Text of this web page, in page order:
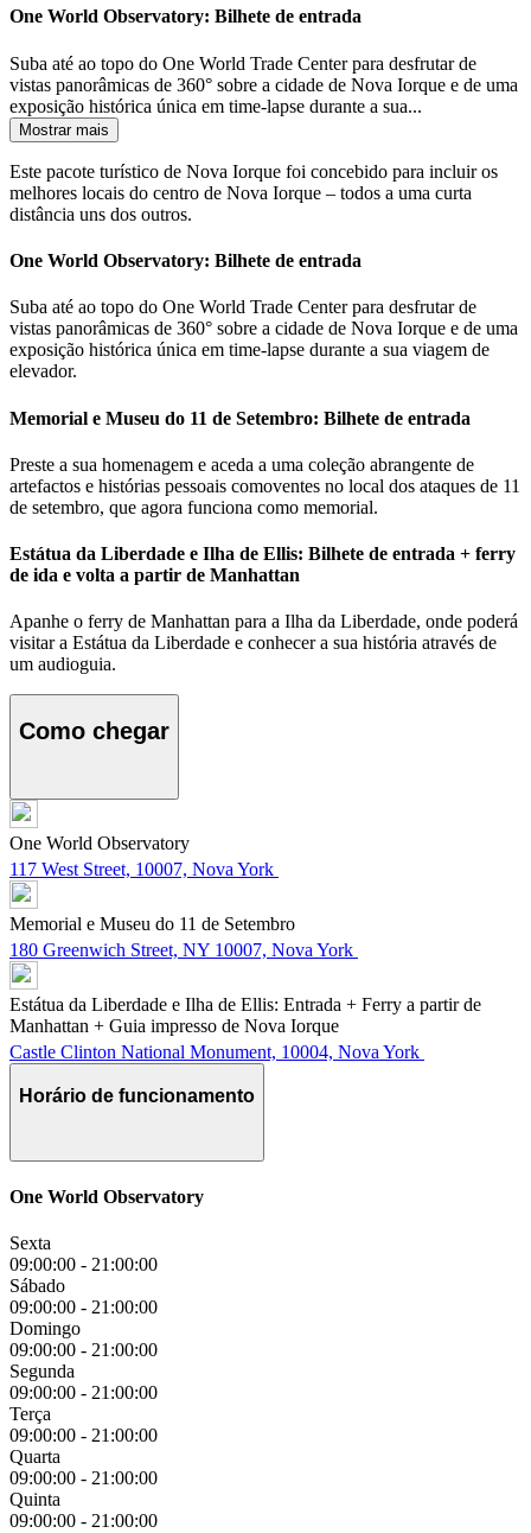
One World Observatory: Bilhete de entrada
Suba até ao topo do One World Trade Center para desfrutar de
vistas panorâmicas de 360° sobre a cidade de Nova Iorque e de uma
exposição histórica única em time-lapse durante a sua...
Mostrar mais
Este pacote turístico de Nova Iorque foi concebido para incluir os
melhores locais do centro de Nova Iorque – todos a uma curta
distância uns dos outros.
One World Observatory: Bilhete de entrada
Suba até ao topo do One World Trade Center para desfrutar de
vistas panorâmicas de 360° sobre a cidade de Nova Iorque e de uma
exposição histórica única em time-lapse durante a sua viagem de
elevador.
Memorial e Museu do 11 de Setembro: Bilhete de entrada
Preste a sua homenagem e aceda a uma coleção abrangente de
artefactos e histórias pessoais comoventes no local dos ataques de 11
de setembro, que agora funciona como memorial.
Estátua da Liberdade e Ilha de Ellis: Bilhete de entrada + ferry
de ida e volta a partir de Manhattan
Apanhe o ferry de Manhattan para a Ilha da Liberdade, onde poderá
visitar a Estátua da Liberdade e conhecer a sua história através de
um audioguia.
Como chegar
One World Observatory
117 West Street, 10007, Nova York
Memorial e Museu do 11 de Setembro
180 Greenwich Street, NY 10007, Nova York
Estátua da Liberdade e Ilha de Ellis: Entrada + Ferry a partir de
Manhattan + Guia impresso de Nova Iorque
Castle Clinton National Monument, 10004, Nova York
Horário de funcionamento
One World Observatory
Sexta
09:00:00 - 21:00:00
Sábado
09:00:00 - 21:00:00
Domingo
09:00:00 - 21:00:00
Segunda
09:00:00 - 21:00:00
Terça
09:00:00 - 21:00:00
Quarta
09:00:00 - 21:00:00
Quinta
09:00:00 - 21:00:00